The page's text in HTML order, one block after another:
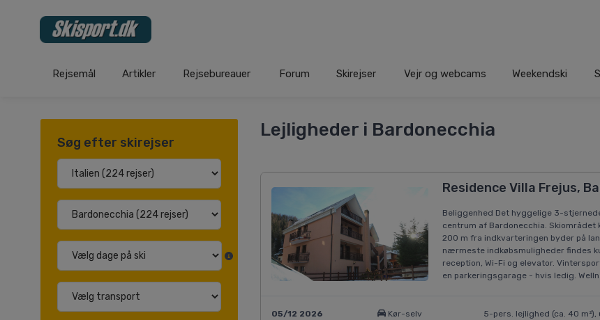
Rejsemål Artikler Rejsebureauer Forum Skirejser Vejr og webcams Weekendski
Søg efter skirejser
Lejligheder i Bardonecchia
Residence Villa Frejus,
Beliggenhed Det hyggelige 3-
centrum af Bardonecchia. Skiområdet
200 m fra indkvarteringen byder på
nærmeste indkøbsmuligheder findes
reception, Wi-Fi og elevator.
en parkeringsgarage - hvis ledig.
05/12 2026
Kør-selv
5-pers. lejlighed (ca. 40 m²),